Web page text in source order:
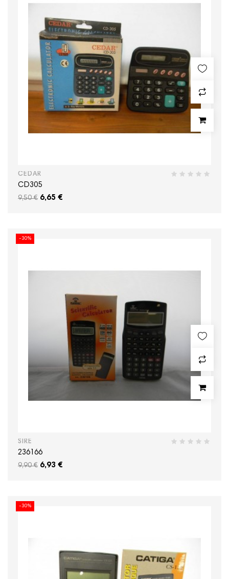
CEDAR
CD305
9,50 € 6,65 €
-30%
SIRE
236166
9,90 € 6,93 €
-30%